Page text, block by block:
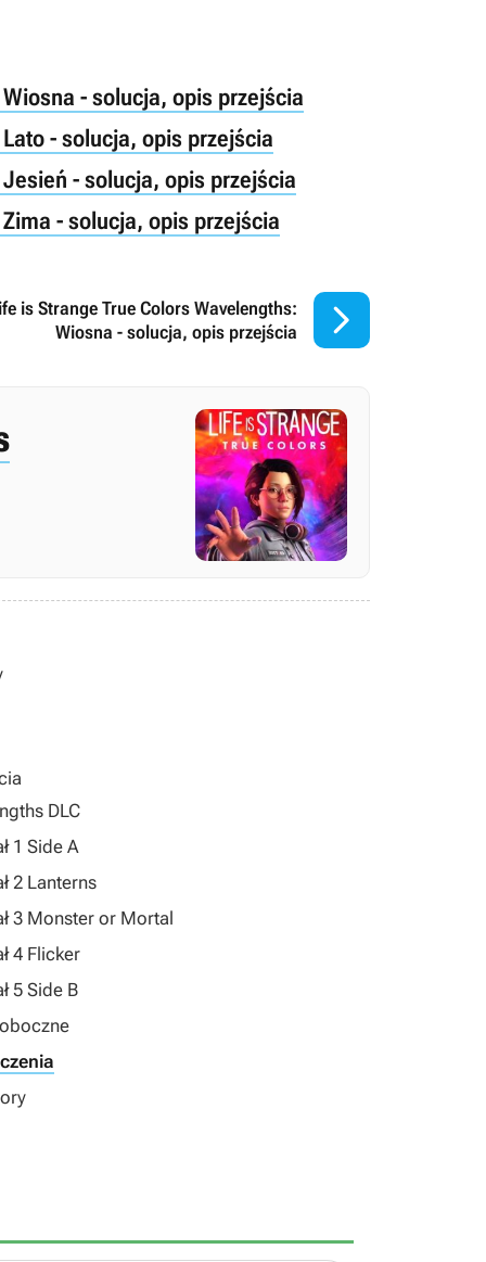
- solucja, opis przejścia
- solucja, opis przejścia
- solucja, opis przejścia
- solucja, opis przejścia
is Strange True Colors Wavelengths:
Wiosna - solucja, opis przejścia

DLC
1 Side A
2 Lanterns
3 Monster or Mortal
4 Flicker
5 Side B